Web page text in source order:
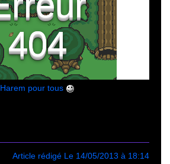
Harem pour tous
Article rédigé Le 14/05/2013 à 18:14